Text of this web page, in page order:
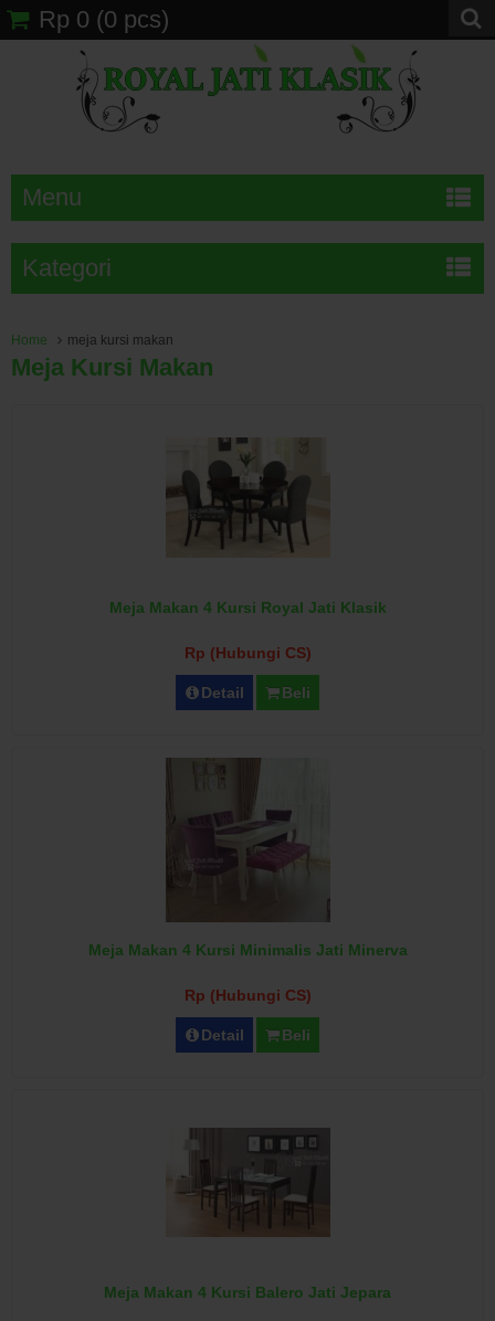
Rp 0 (0 pcs)
Menu
Kategori
Home meja kursi makan
Meja Kursi Makan
Meja Makan 4 Kursi Royal Jati Klasik
Rp (Hubungi CS)
Detail Beli
Meja Makan 4 Kursi Minimalis Jati Minerva
Rp (Hubungi CS)
Detail Beli
Meja Makan 4 Kursi Balero Jati Jepara